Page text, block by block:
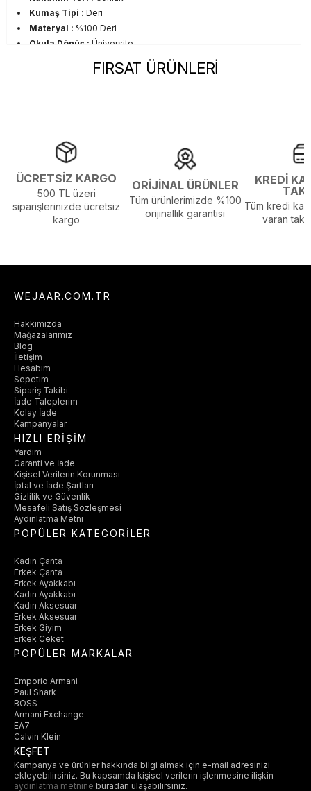
Kumaş Tipi : Deri
Materyal : %100 Deri
Okula Dönüş :Üniversite
Young
Topuk Tipi :
2024 Yaz
Yaş Grubu :Yetişkin
Görsel Açıklaması :
Stüdyo Çekim Ortamında Bulunan Işık ve
Gölgelenmelerden Dolayı Renk Farklılıkları Olabilir
FIRSAT ÜRÜNLERİ
ÜCRETSİZ KARGO
500 TL üzeri
siparişlerinizde ücretsiz
kargo
ORİJİNAL ÜRÜNLER
Tüm ürünlerimizde %100
orijinallik garantisi
KREDİ
Tüm kredi
varan
WEJAAR.COM.TR
Hakkımızda
Mağazalarımız
Blog
İletişim
Hesabım
Sepetim
Sipariş Takibi
İade Taleplerim
Kolay İade
Kampanyalar
HIZLI ERİŞİM
Yardım
Garanti ve İade
Kişisel Verilerin Korunması
İptal ve İade Şartları
Gizlilik ve Güvenlik
Mesafeli Satış Sözleşmesi
Aydınlatma Metni
POPÜLER KATEGORİLER
Kadın Çanta
Erkek Çanta
Erkek Ayakkabı
Kadın Ayakkabı
Kadın Aksesuar
Erkek Aksesuar
Erkek Giyim
Erkek Ceket
POPÜLER MARKALAR
Emporio Armani
Paul Shark
BOSS
Armani Exchange
EA7
Calvin Klein
KEŞFET
Kampanya ve ürünler hakkında bilgi almak için e-mail adresinizi
ekleyebilirsiniz. Bu kapsamda kişisel verilerin işlenmesine ilişkin
aydınlatma metnine buradan ulaşabilirsiniz.